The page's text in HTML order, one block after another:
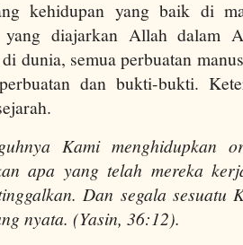
kehidupan yang baik di
diajarkan Allah dalam
dunia, semua perbuatan
dan bukti-bukti.
Kami menghidupkan
apa yang telah mereka
Dan segala sesuatu
nyata. (Yasin, 36:12).